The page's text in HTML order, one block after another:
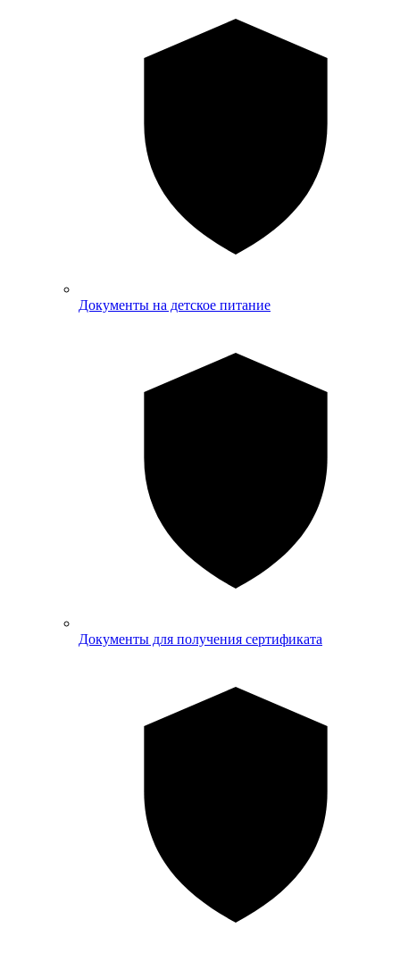
Документы на детское питание
Документы для получения сертификата